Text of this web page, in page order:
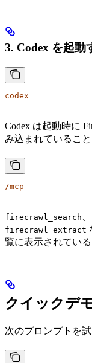
3. Codex を起動
codex
Codex は起動時に
み込まれているこ
/mcp
firecrawl_search
firecrawl_extract
覧に表示されている
クイックデ
次のプロンプトを